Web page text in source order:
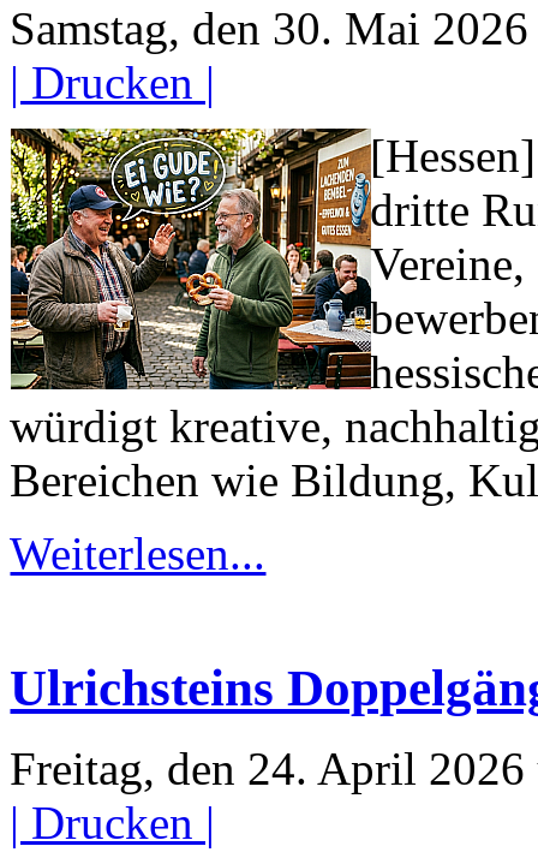
Samstag, den 30. Mai
| Drucken |
dritte
würdigt kreative,
Bereichen wie Bildung,
Weiterlesen...
Ulrichsteins
Freitag, den 24. April
| Drucken |